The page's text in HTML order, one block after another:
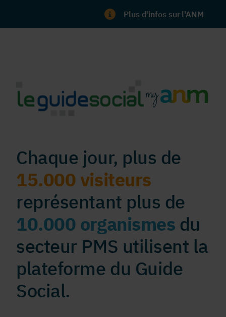
Plus d'infos sur l'ANM
Chaque jour, plus de
15.000 visiteurs
représentant plus de
10.000 organismes du
secteur PMS utilisent la
plateforme du Guide
Social.